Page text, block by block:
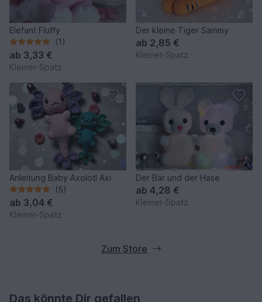
Elefant Fluffy
(1)
ab 3,33 €
Kleiner-Spatz
Der kleine Tiger Sammy
ab 2,85 €
Kleiner-Spatz
Anleitung Baby Axolotl Axi
(5)
ab 3,04 €
Kleiner-Spatz
Der Bär und der Hase
ab 4,28 €
Kleiner-Spatz
Zum Store
Das könnte Dir gefallen